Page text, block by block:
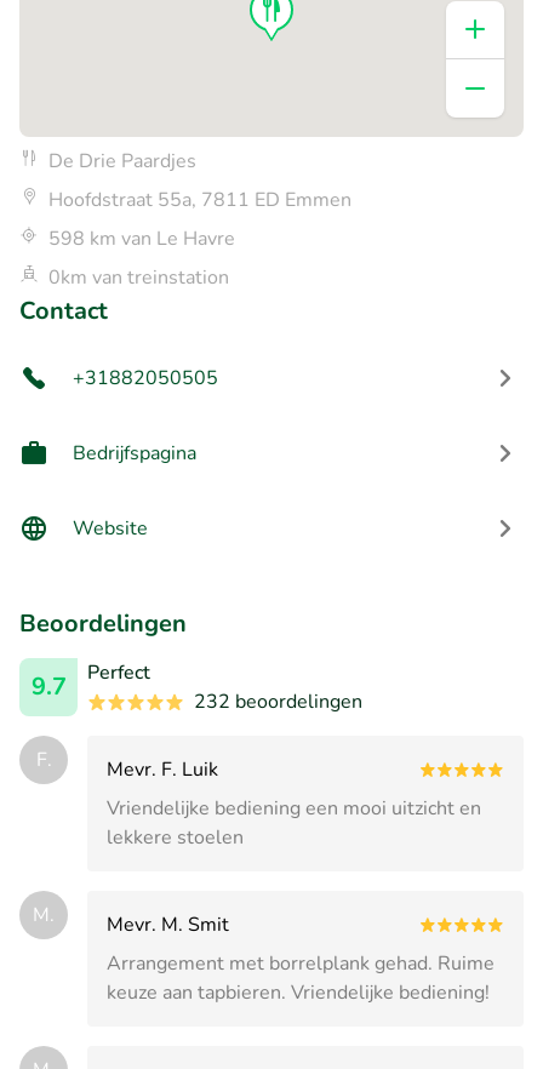
De Drie Paardjes
Hoofdstraat 55a, 7811 ED Emmen
598 km van Le Havre
0km van treinstation
Contact
+31882050505
Bedrijfspagina
Website
Beoordelingen
9.7
Perfect
232 beoordelingen
F.
Mevr. F. Luik
Vriendelijke bediening een mooi uitzicht en
lekkere stoelen
M.
Mevr. M. Smit
Arrangement met borrelplank gehad. Ruime
keuze aan tapbieren. Vriendelijke bediening!